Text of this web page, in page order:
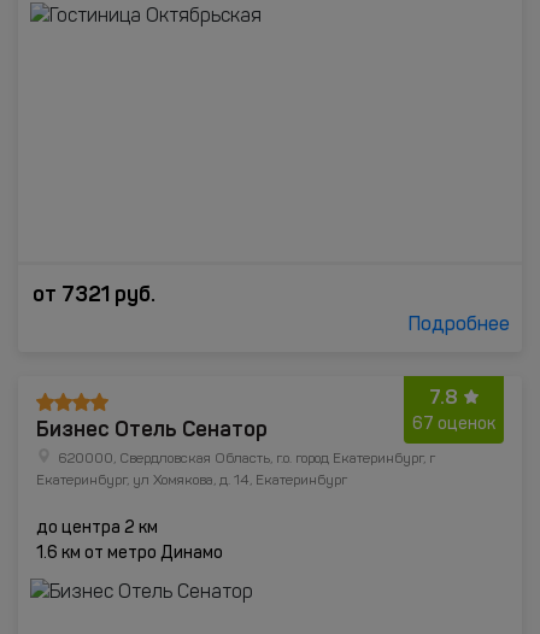
от 7321 руб.
Подробнее
7.8
67 оценок
Бизнес Отель Сенатор
620000, Свердловская Область, г.о. город Екатеринбург, г
Екатеринбург, ул Хомякова, д. 14, Екатеринбург
до центра 2 км
1.6 км от метро Динамо